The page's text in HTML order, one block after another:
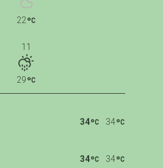
22
11
29
34
34
34
34